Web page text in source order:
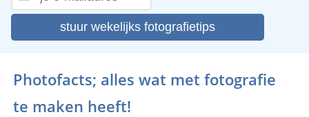
stuur wekelijks fotografietips
Photofacts; alles wat met fotografie
te maken heeft!